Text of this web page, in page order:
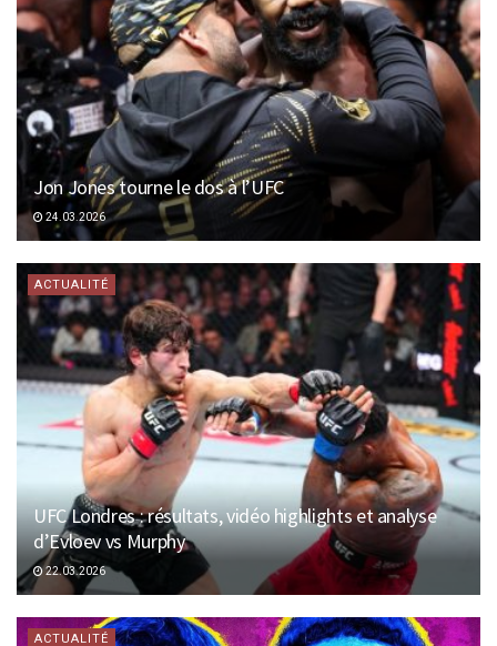
Jon Jones tourne le dos à l’UFC
24.03.2026
ACTUALITÉ
UFC Londres : résultats, vidéo highlights et analyse
d’Evloev vs Murphy
22.03.2026
ACTUALITÉ